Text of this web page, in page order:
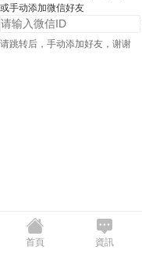
或手动添加微信好友
请跳转后，手动添加好友，谢谢
首頁 資訊